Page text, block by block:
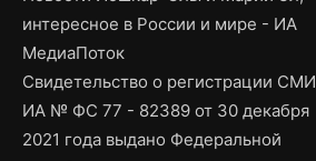
интересное в России и мире - ИА
МедиаПоток
Свидетельство о регистрации СМИ
ИА № ФС 77 - 82389 от 30 декабря
2021 года выдано Федеральной